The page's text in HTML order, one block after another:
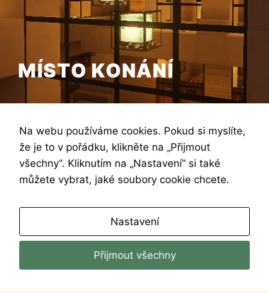
MÍSTO KONÁNÍ
Sessions a soukromá výuka probíhají zpravidla
ve studiu poblíž Anděla. Workshopy v Hostivaři,
v anotaci. Přesnou adresu místa konání
obdržíte vždy s instrukcemi pro danou akci.
Na webu používáme cookies. Pokud si myslíte,
že je to v pořádku, klikněte na „Přijmout
všechny“. Kliknutím na „Nastavení“ si také
můžete vybrat, jaké soubory cookie chcete.
Nastavení
Přijmout všechny